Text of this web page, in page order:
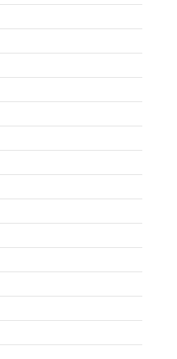
September 2022
Juli 2022
Januar 2022
Dezember 2021
November 2021
März 2021